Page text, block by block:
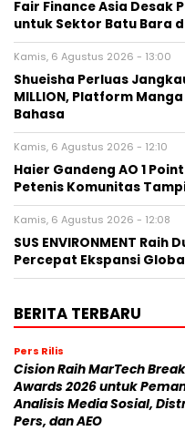
Fair Finance Asia Desak
untuk Sektor Batu Bara di
Kamis, 6 Agustus 2026 - 13:00
Shueisha Perluas
MILLION, Platform
Bahasa
Kamis, 6 Agustus 2026 - 12:10
Haier Gandeng AO 1
Petenis Komunitas
Kamis, 6 Agustus 2026 - 12:08
SUS ENVIRONMENT
Percepat Ekspansi
BERITA TERBARU
Pers Rilis
Cision Raih MarTech
Awards 2026 untuk
Analisis Media Sosial,
Pers, dan AEO